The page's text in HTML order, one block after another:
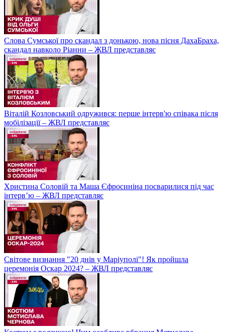
Слова Сумської про скандал з донькою, нова пісня ДахаБраха,
скандал навколо Ріанни – ЖВЛ представляє
Віталій Козловський одружився: перше інтерв'ю співака після
мобілізації – ЖВЛ представляє
Христина Соловій та Маша Єфросиніна посварилися під час
інтерв’ю – ЖВЛ представляє
Світове визнання "20 днів у Маріуполі"! Як пройшла
церемонія Оскар 2024? – ЖВЛ представляє